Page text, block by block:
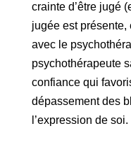
crainte d’être jugé
jugée est
avec le
psychothérapeute
confiance qui
dépassement des
l’expression de soi.